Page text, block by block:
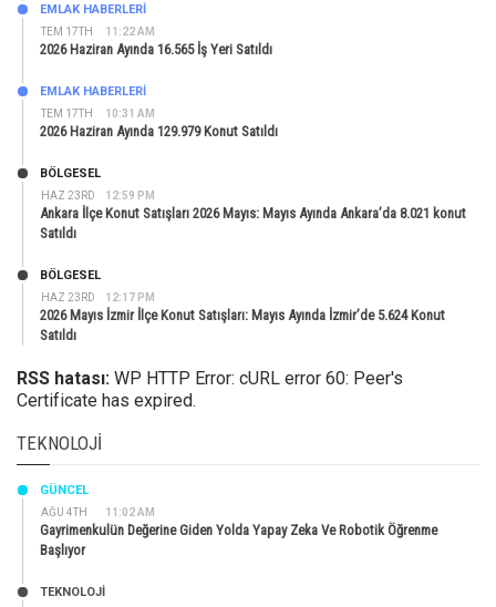
TEM 17TH 11:22 AM
EMLAK HABERLERI
2026 Haziran Ayında 16.565 İş Yeri Satıldı
TEM 17TH 10:31 AM
EMLAK HABERLERI
2026 Haziran Ayında 129.979 Konut Satıldı
HAZ 23RD 12:59 PM
BÖLGESEL
Ankara İlçe Konut Satışları 2026 Mayıs: Mayıs Ayında Ankara’da 8.021 konut
Satıldı
HAZ 23RD 12:17 PM
BÖLGESEL
2026 Mayıs İzmir İlçe Konut Satışları: Mayıs Ayında İzmir’de 5.624 Konut
Satıldı
RSS hatası: WP HTTP Error: cURL error 60: Peer's
Certificate has expired.
TEKNOLOJI
AĞU 4TH 11:02 AM
GÜNCEL
Gayrimenkulün Değerine Giden Yolda Yapay Zeka Ve Robotik Öğrenme
Başlıyor
TEKNOLOJİ